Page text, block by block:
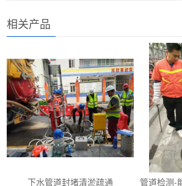
相关产品
下水管道封堵清淤疏通